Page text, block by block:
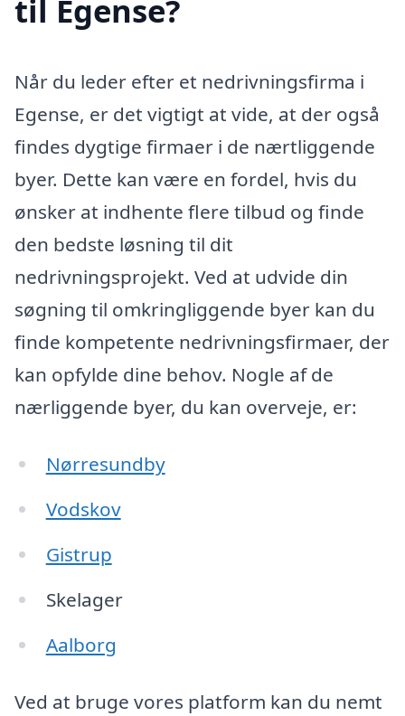
til Egense?
Når du leder efter et nedrivningsfirma i
Egense, er det vigtigt at vide, at der også
findes dygtige firmaer i de nærtliggende
byer. Dette kan være en fordel, hvis du
ønsker at indhente flere tilbud og finde
den bedste løsning til dit
nedrivningsprojekt. Ved at udvide din
søgning til omkringliggende byer kan du
finde kompetente nedrivningsfirmaer, der
kan opfylde dine behov. Nogle af de
nærliggende byer, du kan overveje, er:
Nørresundby
Vodskov
Gistrup
Skelager
Aalborg
Ved at bruge vores platform kan du nemt